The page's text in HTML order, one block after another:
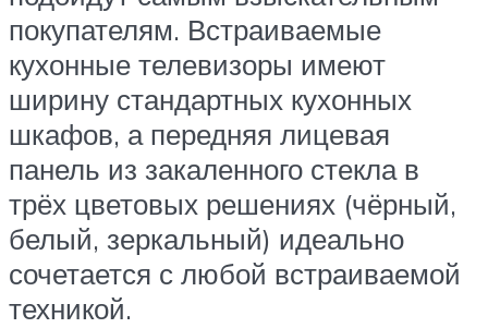
покупателям. Встраиваемые
кухонные телевизоры имеют
ширину стандартных кухонных
шкафов, а передняя лицевая
панель из закаленного стекла в
трёх цветовых решениях (чёрный,
белый, зеркальный) идеально
сочетается с любой встраиваемой
техникой.